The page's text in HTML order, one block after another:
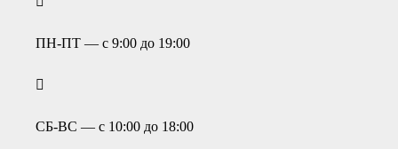
ПН-ПТ — с 9:00 до 19:00
СБ-ВС — с 10:00 до 18:00